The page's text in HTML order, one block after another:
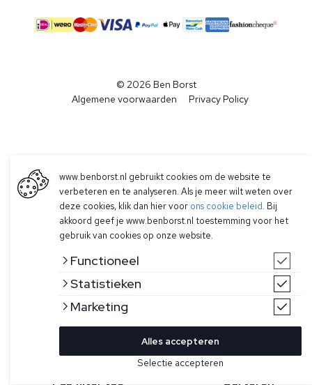
Pas filter toe Sorteren
© 2026 Ben Borst
Algemene voorwaarden Privacy Policy
www.benborst.nl gebruikt cookies om de website te
verbeteren en te analyseren. Als je meer wilt weten over
deze cookies, klik dan hier voor ons cookie beleid. Bij
akkoord geef je www.benborst.nl toestemming voor het
gebruik van cookies op onze website.
Functioneel
Statistieken
Marketing
Selectie accepteren
Alles accepteren